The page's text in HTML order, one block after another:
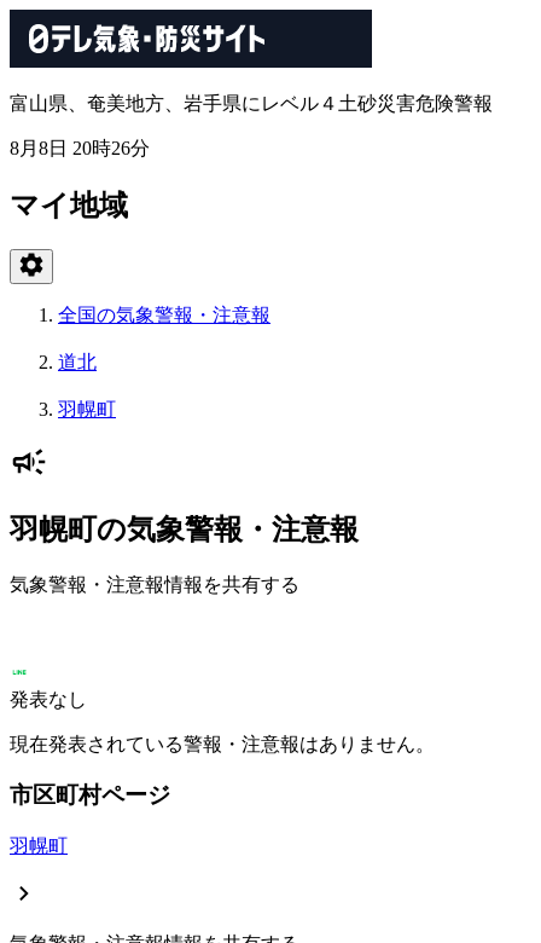
富山県、奄美地方、岩手県にレベル４土砂災害危険警報
8月8日 20時26分
マイ地域
全国の気象警報・注意報
道北
羽幌町
羽幌町の気象警報・注意報
気象警報・注意報情報を共有する
発表なし
現在発表されている警報・注意報はありません。
市区町村ページ
羽幌町